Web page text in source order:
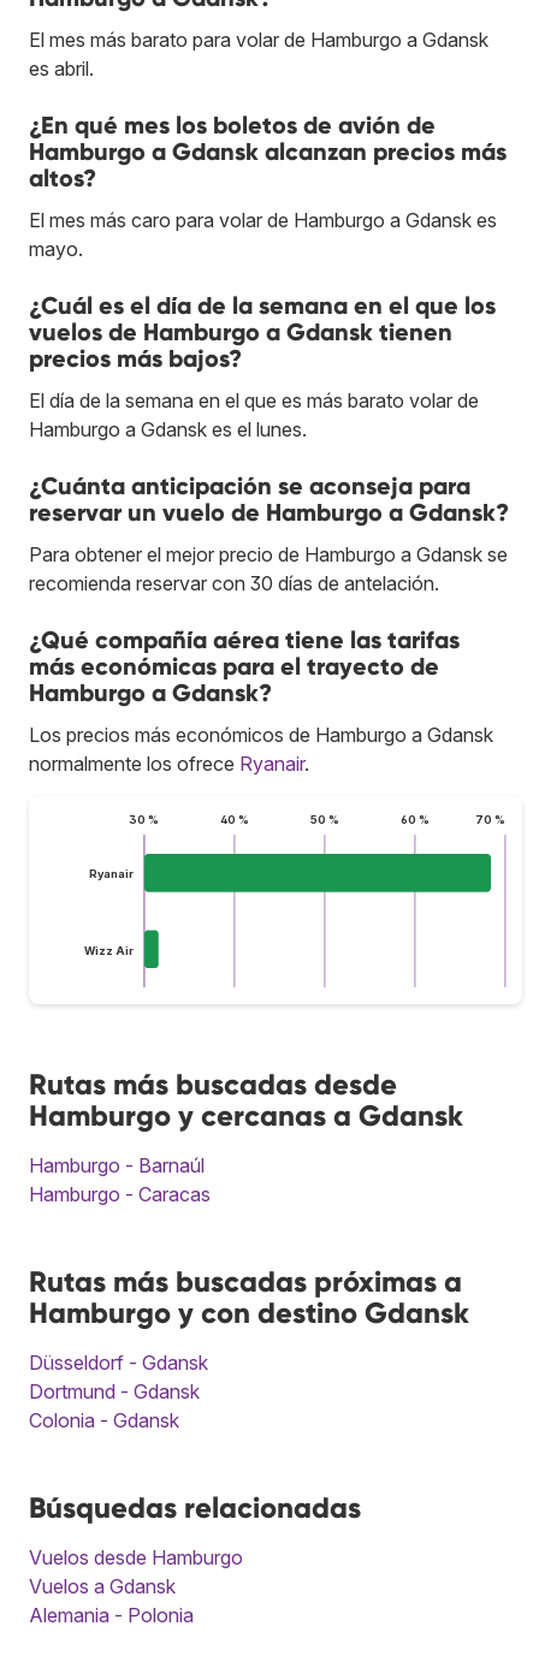
El mes más barato para volar de Hamburgo a Gdansk
es abril.
¿En qué mes los boletos de avión de
Hamburgo a Gdansk alcanzan precios más
altos?
El mes más caro para volar de Hamburgo a Gdansk es
mayo.
¿Cuál es el día de la semana en el que los
vuelos de Hamburgo a Gdansk tienen
precios más bajos?
El día de la semana en el que es más barato volar de
Hamburgo a Gdansk es el lunes.
¿Cuánta anticipación se aconseja para
reservar un vuelo de Hamburgo a Gdansk?
Para obtener el mejor precio de Hamburgo a Gdansk se
recomienda reservar con 30 días de antelación.
¿Qué compañía aérea tiene las tarifas
más económicas para el trayecto de
Hamburgo a Gdansk?
Los precios más económicos de Hamburgo a Gdansk
normalmente los ofrece Ryanair.
30 % 40 % 50 % 60 % 70 %
Ryanair
Wizz Air
Rutas más buscadas desde
Hamburgo y cercanas a Gdansk
Hamburgo - Barnaúl
Hamburgo - Caracas
Rutas más buscadas próximas a
Hamburgo y con destino Gdansk
Düsseldorf - Gdansk
Dortmund - Gdansk
Colonia - Gdansk
Búsquedas relacionadas
Vuelos desde Hamburgo
Vuelos a Gdansk
Alemania - Polonia